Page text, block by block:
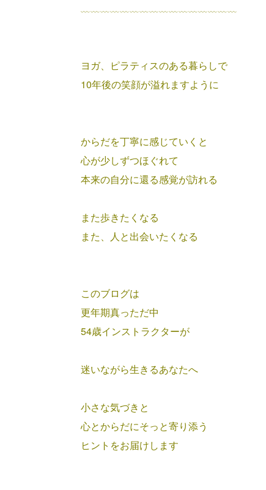
﹏﹏﹏﹏﹏﹏﹏﹏﹏﹏﹏﹏﹏﹏﹏﹏
ヨガ、ピラティスのある暮らしで
10年後の笑顔が溢れますように
からだを丁寧に感じていくと
心が少しずつほぐれて
本来の自分に還る感覚が訪れる
また歩きたくなる
また、人と出会いたくなる
このブログは
更年期真っただ中
54歳インストラクターが
迷いながら生きるあなたへ
小さな気づきと
心とからだにそっと寄り添う
ヒントをお届けします